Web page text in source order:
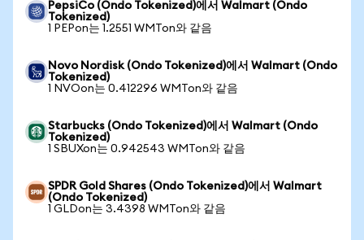
PepsiCo (Ondo Tokenized)에서 Walmart (Ondo
Tokenized)
1 PEPon는 1.2551 WMTon와 같음
Novo Nordisk (Ondo Tokenized)에서 Walmart (Ondo
Tokenized)
1 NVOon는 0.412296 WMTon와 같음
Starbucks (Ondo Tokenized)에서 Walmart (Ondo
Tokenized)
1 SBUXon는 0.942543 WMTon와 같음
SPDR Gold Shares (Ondo Tokenized)에서 Walmart
(Ondo Tokenized)
1 GLDon는 3.4398 WMTon와 같음